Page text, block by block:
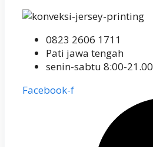
0823 2606 1711
Pati jawa tengah
senin-sabtu 8:00-21.00
Facebook-f